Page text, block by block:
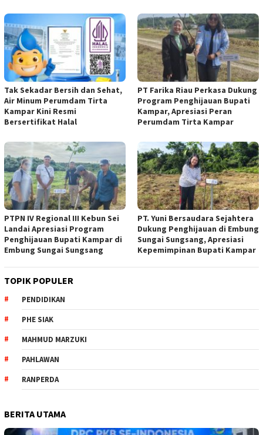
Tak Sekadar Bersih dan Sehat,
Air Minum Perumdam Tirta
Kampar Kini Resmi
Bersertifikat Halal
PT Farika Riau Perkasa Dukung
Program Penghijauan Bupati
Kampar, Apresiasi Peran
Perumdam Tirta Kampar
PTPN IV Regional III Kebun Sei
Landai Apresiasi Program
Penghijauan Bupati Kampar di
Embung Sungai Sungsang
PT. Yuni Bersaudara Sejahtera
Dukung Penghijauan di Embung
Sungai Sungsang, Apresiasi
Kepemimpinan Bupati Kampar ‎
TOPIK POPULER
PENDIDIKAN
PHE SIAK
MAHMUD MARZUKI
PAHLAWAN
RANPERDA
BERITA UTAMA